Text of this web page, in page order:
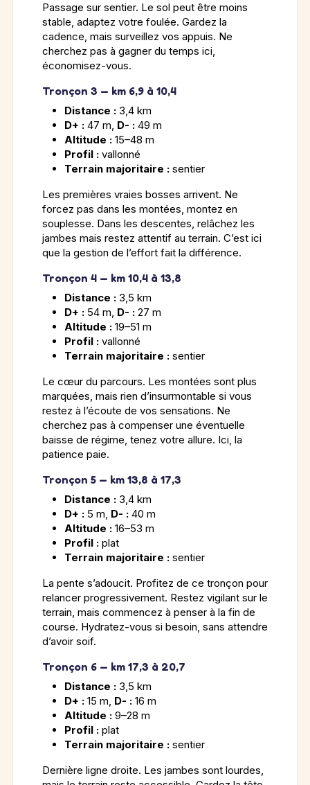
Passage sur sentier. Le sol peut être moins
stable, adaptez votre foulée. Gardez la
cadence, mais surveillez vos appuis. Ne
cherchez pas à gagner du temps ici,
économisez-vous.
Tronçon 3 — km 6,9 à 10,4
Distance : 3,4 km
D+ : 47 m, D- : 49 m
Altitude : 15–48 m
Profil : vallonné
Terrain majoritaire : sentier
Les premières vraies bosses arrivent. Ne
forcez pas dans les montées, montez en
souplesse. Dans les descentes, relâchez les
jambes mais restez attentif au terrain. C’est ici
que la gestion de l’effort fait la différence.
Tronçon 4 — km 10,4 à 13,8
Distance : 3,5 km
D+ : 54 m, D- : 27 m
Altitude : 19–51 m
Profil : vallonné
Terrain majoritaire : sentier
Le cœur du parcours. Les montées sont plus
marquées, mais rien d’insurmontable si vous
restez à l’écoute de vos sensations. Ne
cherchez pas à compenser une éventuelle
baisse de régime, tenez votre allure. Ici, la
patience paie.
Tronçon 5 — km 13,8 à 17,3
Distance : 3,4 km
D+ : 5 m, D- : 40 m
Altitude : 16–53 m
Profil : plat
Terrain majoritaire : sentier
La pente s’adoucit. Profitez de ce tronçon pour
relancer progressivement. Restez vigilant sur le
terrain, mais commencez à penser à la fin de
course. Hydratez-vous si besoin, sans attendre
d’avoir soif.
Tronçon 6 — km 17,3 à 20,7
Distance : 3,5 km
D+ : 15 m, D- : 16 m
Altitude : 9–28 m
Profil : plat
Terrain majoritaire : sentier
Dernière ligne droite. Les jambes sont lourdes,